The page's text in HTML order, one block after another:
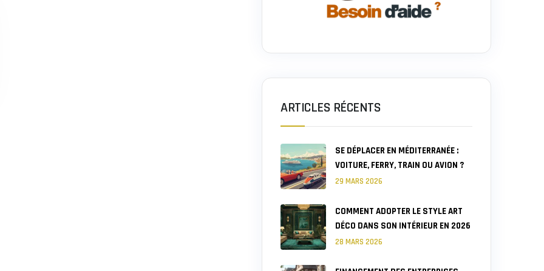
ARTICLES RÉCENTS
SE DÉPLACER EN MÉDITERRANÉE :
VOITURE, FERRY, TRAIN OU AVION ?
29 MARS 2026
COMMENT ADOPTER LE STYLE ART
DÉCO DANS SON INTÉRIEUR EN 2026
28 MARS 2026